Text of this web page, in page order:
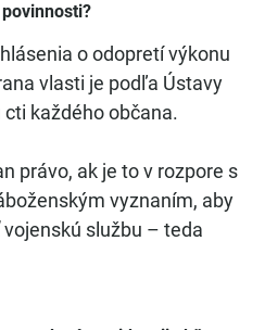
o odopretí výkonu
vlasti je podľa Ústavy
každého občana.
právo, ak je to v rozpore s
vyznaním, aby
službu – teda